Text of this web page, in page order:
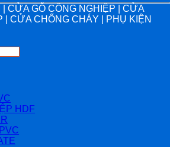
CỬA GỖ CÔNG NGHIỆP | CỬA
| CỬA CHỐNG CHÁY | PHỤ KIỆN
HDF